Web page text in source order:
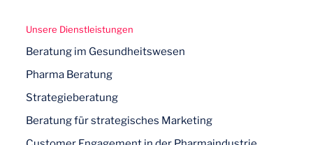
Unsere Dienstleistungen
Beratung im Gesundheitswesen
Pharma Beratung
Strategieberatung
Beratung für strategisches Marketing